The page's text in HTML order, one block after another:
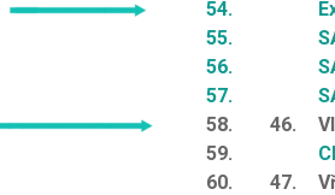
54.
55.
56.
57.
58.
59.
60.
46.
47.